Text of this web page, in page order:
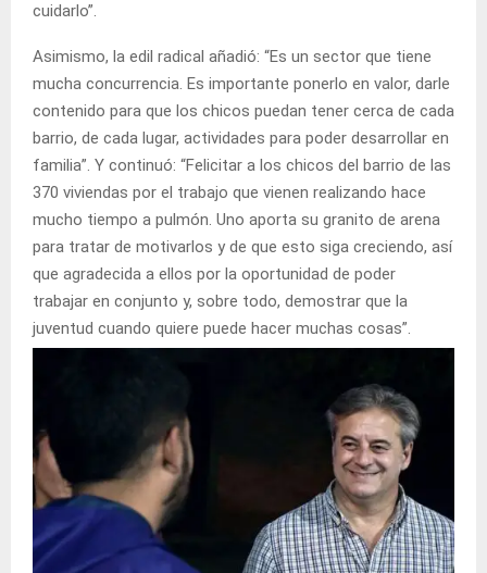
cuidarlo”.
Asimismo, la edil radical añadió: “Es un sector que tiene
mucha concurrencia. Es importante ponerlo en valor, darle
contenido para que los chicos puedan tener cerca de cada
barrio, de cada lugar, actividades para poder desarrollar en
familia”. Y continuó: “Felicitar a los chicos del barrio de las
370 viviendas por el trabajo que vienen realizando hace
mucho tiempo a pulmón. Uno aporta su granito de arena
para tratar de motivarlos y de que esto siga creciendo, así
que agradecida a ellos por la oportunidad de poder
trabajar en conjunto y, sobre todo, demostrar que la
juventud cuando quiere puede hacer muchas cosas”.